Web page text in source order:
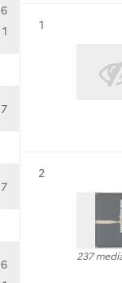
6
1
7
7
6
Résultat n°
1
Résultat n°
2
237